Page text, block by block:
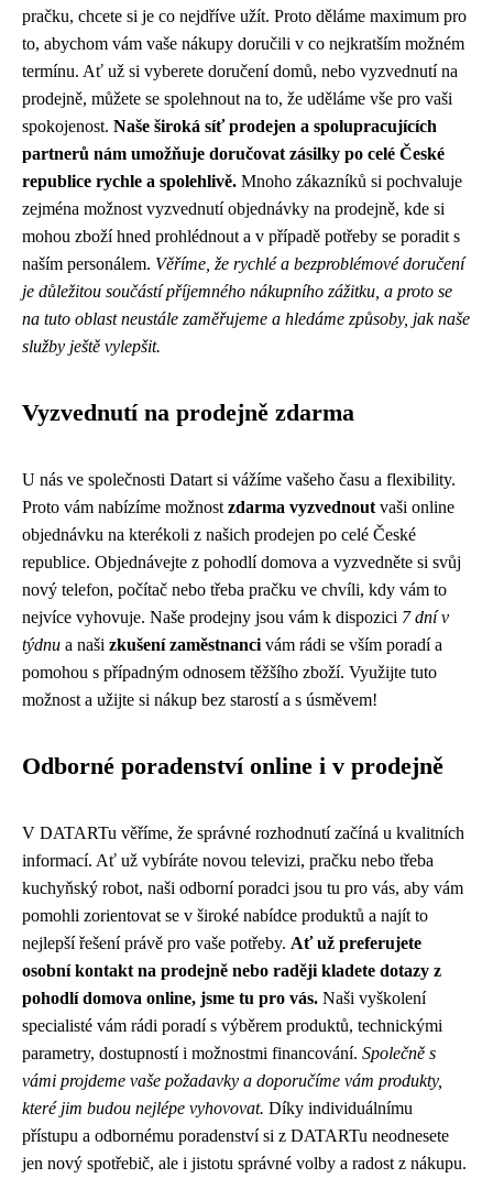
pračku, chcete si je co nejdříve užít. Proto děláme maximum pro
to, abychom vám vaše nákupy doručili v co nejkratším možném
termínu. Ať už si vyberete doručení domů, nebo vyzvednutí na
prodejně, můžete se spolehnout na to, že uděláme vše pro vaši
spokojenost. Naše široká síť prodejen a spolupracujících
partnerů nám umožňuje doručovat zásilky po celé České
republice rychle a spolehlivě. Mnoho zákazníků si pochvaluje
zejména možnost vyzvednutí objednávky na prodejně, kde si
mohou zboží hned prohlédnout a v případě potřeby se poradit s
naším personálem. Věříme, že rychlé a bezproblémové doručení
je důležitou součástí příjemného nákupního zážitku, a proto se
na tuto oblast neustále zaměřujeme a hledáme způsoby, jak naše
služby ještě vylepšit.
Vyzvednutí na prodejně zdarma
U nás ve společnosti Datart si vážíme vašeho času a flexibility.
Proto vám nabízíme možnost zdarma vyzvednout vaši online
objednávku na kterékoli z našich prodejen po celé České
republice. Objednávejte z pohodlí domova a vyzvedněte si svůj
nový telefon, počítač nebo třeba pračku ve chvíli, kdy vám to
nejvíce vyhovuje. Naše prodejny jsou vám k dispozici 7 dní v
týdnu a naši zkušení zaměstnanci vám rádi se vším poradí a
pomohou s případným odnosem těžšího zboží. Využijte tuto
možnost a užijte si nákup bez starostí a s úsměvem!
Odborné poradenství online i v prodejně
V DATARTu věříme, že správné rozhodnutí začíná u kvalitních
informací. Ať už vybíráte novou televizi, pračku nebo třeba
kuchyňský robot, naši odborní poradci jsou tu pro vás, aby vám
pomohli zorientovat se v široké nabídce produktů a najít to
nejlepší řešení právě pro vaše potřeby. Ať už preferujete
osobní kontakt na prodejně nebo raději kladete dotazy z
pohodlí domova online, jsme tu pro vás. Naši vyškolení
specialisté vám rádi poradí s výběrem produktů, technickými
parametry, dostupností i možnostmi financování. Společně s
vámi projdeme vaše požadavky a doporučíme vám produkty,
které jim budou nejlépe vyhovovat. Díky individuálnímu
přístupu a odbornému poradenství si z DATARTu neodnesete
jen nový spotřebič, ale i jistotu správné volby a radost z nákupu.